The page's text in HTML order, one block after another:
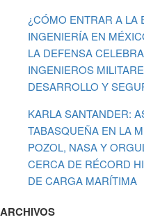
¿CÓMO ENTRAR A LA
INGENIERÍA EN
LA DEFENSA
INGENIEROS
DESARROLLO Y
KARLA SANTANDER:
TABASQUEÑA EN LA
POZOL, NASA Y
CERCA DE RÉCORD
DE CARGA MARÍTIMA
ARCHIVOS